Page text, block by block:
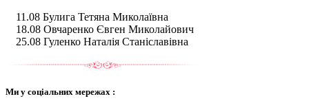
11.08 Булига Тетяна Миколаївна
18.08 Овчаренко Євген Миколайович
25.08 Гуленко Наталія Станіславівна
Ми у соціальних мережах :